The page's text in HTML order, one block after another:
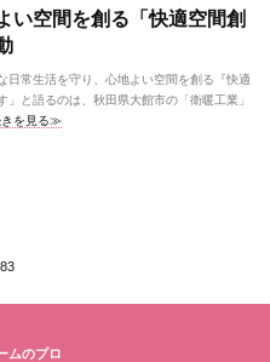
い空間を創る「快適空間創
常生活を守り、心地よい空間を創る『快適
と語るのは、秋田県大館市の「衛暖工業」
きを見る≫
ムのプロ